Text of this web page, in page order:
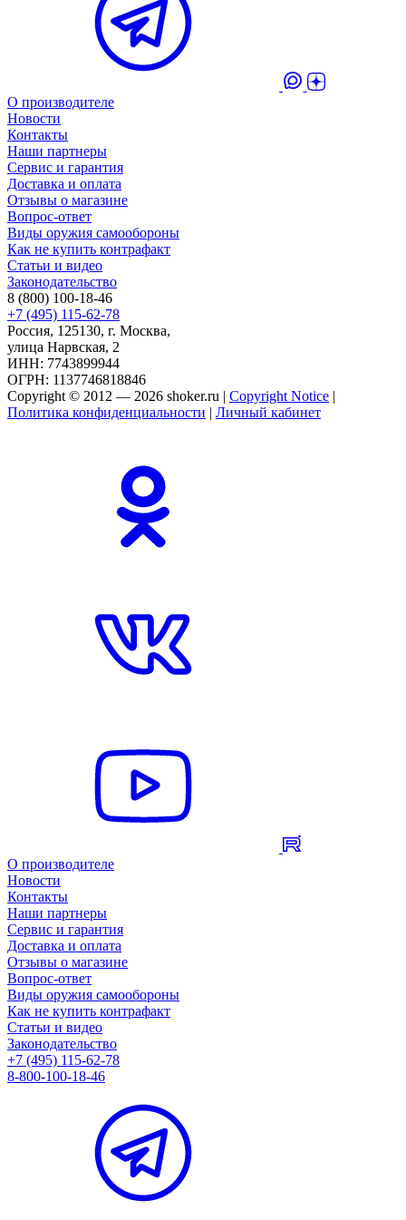
О производителе
Новости
Контакты
Наши партнеры
Сервис и гарантия
Доставка и оплата
Отзывы о магазине
Вопрос-ответ
Виды оружия самообороны
Как не купить контрафакт
Статьи и видео
Законодательство
8 (800) 100-18-46
+7 (495) 115-62-78
Россия, 125130, г. Москва,
улица Нарвская, 2
ИНН: 7743899944
ОГРН: 1137746818846
Copyright © 2012 — 2026 shoker.ru | Copyright Notice |
Политика конфиденциальности | Личный кабинет
О производителе
Новости
Контакты
Наши партнеры
Сервис и гарантия
Доставка и оплата
Отзывы о магазине
Вопрос-ответ
Виды оружия самообороны
Как не купить контрафакт
Статьи и видео
Законодательство
+7 (495) 115-62-78
8-800-100-18-46